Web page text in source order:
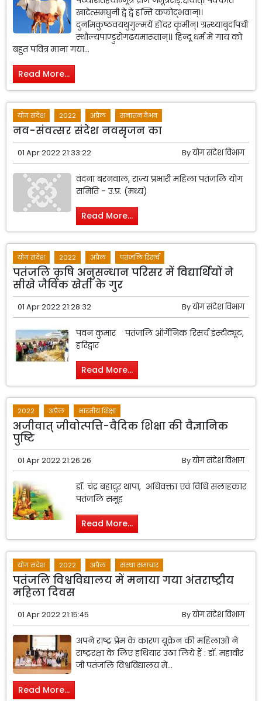
खादेत्समघुनी द्वे द्वे हन्ति कफोद्भवान्।।
दुर्नामकुष्ठवयथुगुल्मयें होंदर कृमीन्। ग्रन्थ्याबुर्दापची
स्थौल्यपाण्डुरोगढयमारूतान्।। हिन्दू धर्म में गाय को
बहुत पवित्र माना गया...
Read More...
योग संदेश 2022 अप्रैल सनातन वैभव
नव-संवत्सर संदेश नवसृजन का
01 Apr 2022 21:33:22 Byयोग संदेश विभाग
वंदना बरनवाल, राज्य प्रभारी महिला पतंजलि योग
समिति - उ.प्र. (मध्य)
Read More...
योग संदेश 2022 अप्रैल पतंजलि रिसर्च
पतंजलि कृषि अनुसन्धान परिसर में विद्यार्थियों ने
सीखे जैविक खेती के गुर
01 Apr 2022 21:28:32 Byयोग संदेश विभाग
पवन कुमार पतंजलि ऑर्गेनिक रिसर्च इंस्टीट्यूट,
हरिद्वार
Read More...
2022 अप्रैल भारतीय शिक्षा
अजीवात् जीवोत्पत्ति-वैदिक शिक्षा की वैज्ञानिक
पुष्टि
01 Apr 2022 21:26:26 Byयोग संदेश विभाग
डॉ. चंद्र बहादुर थापा, अधिवक्ता एवं विधि सलाहकार
पतंजलि समूह
Read More...
योग संदेश 2022 अप्रैल संस्था समाचार
पतंजलि विश्वविद्यालय में मनाया गया अंतराष्ट्रीय
महिला दिवस
01 Apr 2022 21:15:45 Byयोग संदेश विभाग
अपने राष्ट्र प्रेम के कारण यूक्रेन की महिलाओं ने
राष्ट्ररक्षा के लिए हथियार उठा लिये हैं : डॉ. महावीर
जी पतंजलि विश्वविद्यालय में...
Read More...